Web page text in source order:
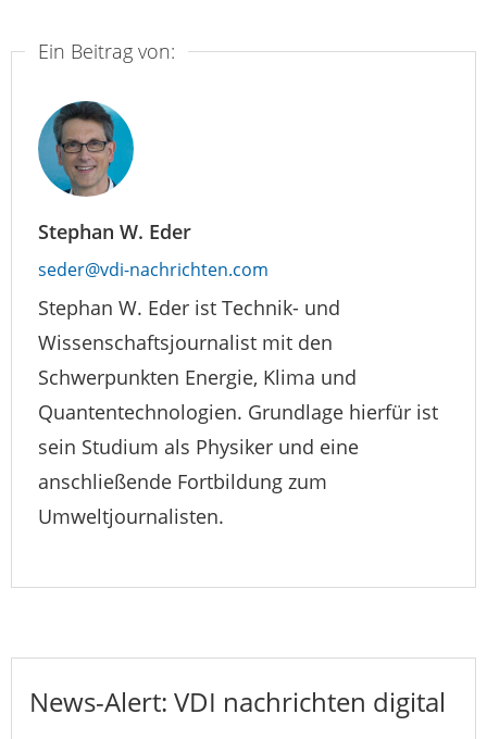
Ein Beitrag von:
Stephan W. Eder
seder@vdi-nachrichten.com
Stephan W. Eder ist Technik- und
Wissenschaftsjournalist mit den
Schwerpunkten Energie, Klima und
Quantentechnologien. Grundlage hierfür ist
sein Studium als Physiker und eine
anschließende Fortbildung zum
Umweltjournalisten.
News-Alert: VDI nachrichten digital